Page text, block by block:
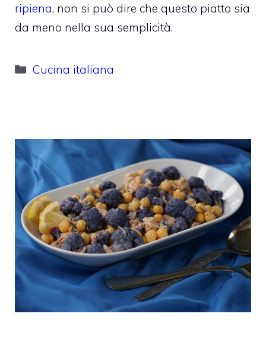
ripiena, non si può dire che questo piatto sia
da meno nella sua semplicità.
Categorie
Cucina italiana